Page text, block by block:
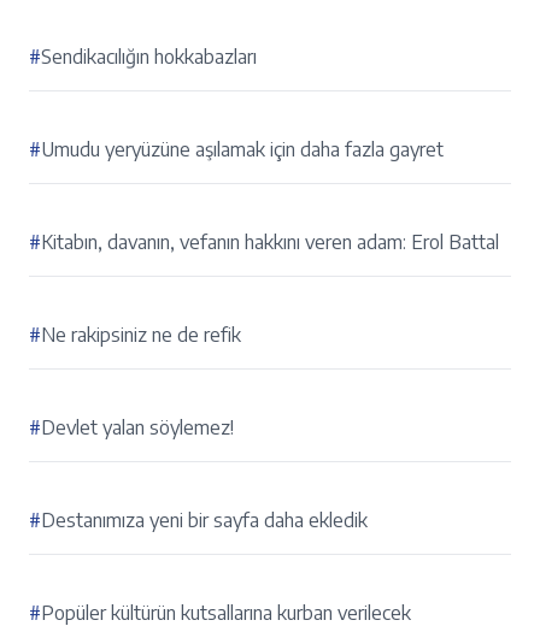
#Sendikacılığın hokkabazları
#Umudu yeryüzüne aşılamak için daha fazla gayret
#Kitabın, davanın, vefanın hakkını veren adam: Erol Battal
#Ne rakipsiniz ne de refik
#Devlet yalan söylemez!
#Destanımıza yeni bir sayfa daha ekledik
#Popüler kültürün kutsallarına kurban verilecek